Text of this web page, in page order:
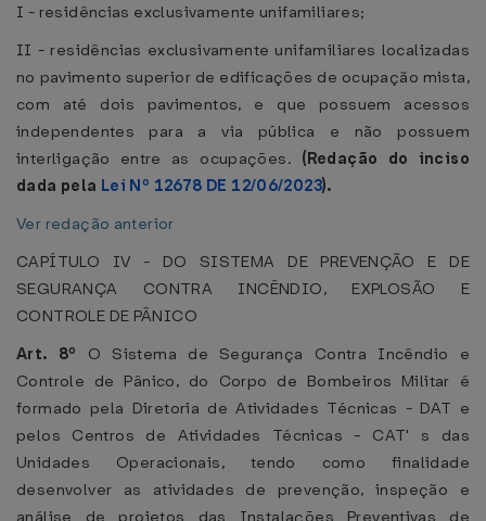
I - residências exclusivamente unifamiliares;
II - residências exclusivamente unifamiliares localizadas
no pavimento superior de edificações de ocupação mista,
com até dois pavimentos, e que possuem acessos
independentes para a via pública e não possuem
interligação entre as ocupações. (Redação do inciso
dada pela Lei Nº 12678 DE 12/06/2023).
Ver redação anterior
CAPÍTULO IV - DO SISTEMA DE PREVENÇÃO E DE
SEGURANÇA CONTRA INCÊNDIO, EXPLOSÃO E
CONTROLE DE PÂNICO
Art. 8º O Sistema de Segurança Contra Incêndio e
Controle de Pânico, do Corpo de Bombeiros Militar é
formado pela Diretoria de Atividades Técnicas - DAT e
pelos Centros de Atividades Técnicas - CAT' s das
Unidades Operacionais, tendo como finalidade
desenvolver as atividades de prevenção, inspeção e
análise de projetos das Instalações Preventivas de